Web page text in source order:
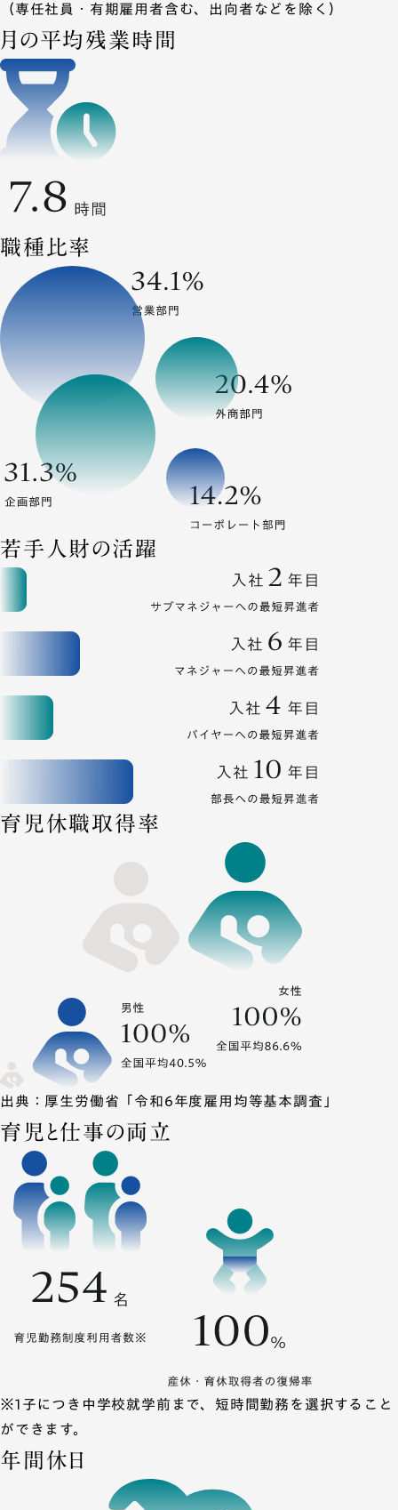
（専任社員・有期雇用者含む、出向者などを除く）
月の平均残業時間
職種比率
若手人財の活躍
育児休職取得率
出典：厚生労働省「令和6年度雇用均等基本調査」
育児と仕事の両立
※1子につき中学校就学前まで、短時間勤務を選択すること
ができます。
年間休日